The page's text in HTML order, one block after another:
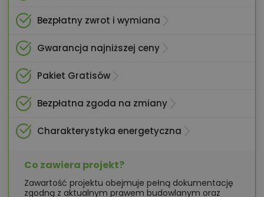
Bezpłatny zwrot i wymiana
Gwarancja najniższej ceny
Pakiet Gratisów
Bezpłatna zgoda na zmiany
Charakterystyka energetyczna
Co zawiera projekt?
Zawartość projektu obejmuje pełną dokumentację
zgodną z aktualnym prawem budowlanym oraz